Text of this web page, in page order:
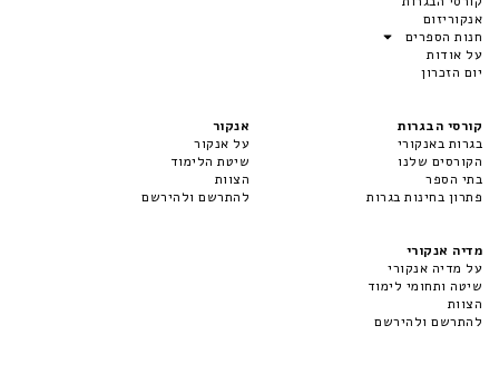
אנקוריזום
חנות הספרים
על אודות
יום הזכרון
קורסי הבגרות
בגרות באנקורי
הקורסים שלנו
בתי הספר
פתרון בחינות בגרות
אנקור
על אנקור
שיטת הלימוד
הצוות
להתרשם ולהירשם
מדיה אנקורי
על מדיה אנקורי
שיטה ותחומי לימוד
הצוות
להתרשם ולהירשם